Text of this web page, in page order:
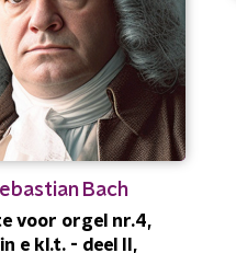
Bach
voor orgel nr.4,
e kl.t. - deel II,